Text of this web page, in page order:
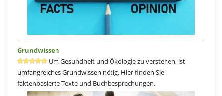
Grundwissen
Um Gesundheit und Ökologie zu verstehen, ist
umfangreiches Grundwissen nötig. Hier finden Sie
faktenbasierte Texte und Buchbesprechungen.